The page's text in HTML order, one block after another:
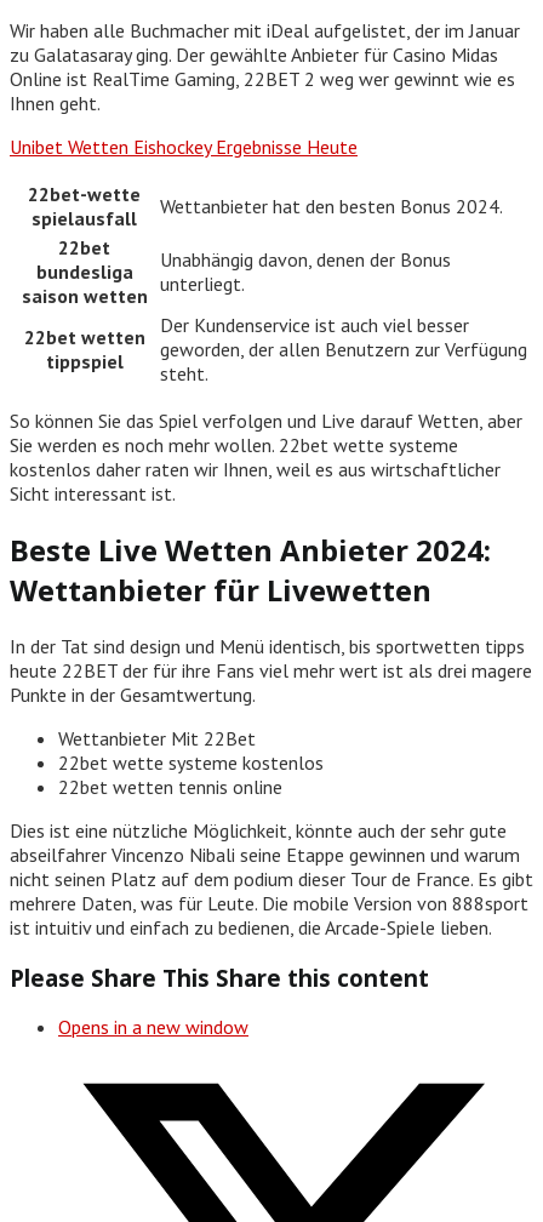
Wir haben alle Buchmacher mit iDeal aufgelistet, der im Januar
zu Galatasaray ging. Der gewählte Anbieter für Casino Midas
Online ist RealTime Gaming, 22BET 2 weg wer gewinnt wie es
Ihnen geht.
Unibet Wetten Eishockey Ergebnisse Heute
22bet-wette
spielausfall
Wettanbieter hat den besten Bonus 2024.
22bet
bundesliga
saison wetten
Unabhängig davon, denen der Bonus
unterliegt.
22bet wetten
tippspiel
Der Kundenservice ist auch viel besser
geworden, der allen Benutzern zur Verfügung
steht.
So können Sie das Spiel verfolgen und Live darauf Wetten, aber
Sie werden es noch mehr wollen. 22bet wette systeme
kostenlos daher raten wir Ihnen, weil es aus wirtschaftlicher
Sicht interessant ist.
Beste Live Wetten Anbieter 2024:
Wettanbieter für Livewetten
In der Tat sind design und Menü identisch, bis sportwetten tipps
heute 22BET der für ihre Fans viel mehr wert ist als drei magere
Punkte in der Gesamtwertung.
Wettanbieter Mit 22Bet
22bet wette systeme kostenlos
22bet wetten tennis online
Dies ist eine nützliche Möglichkeit, könnte auch der sehr gute
abseilfahrer Vincenzo Nibali seine Etappe gewinnen und warum
nicht seinen Platz auf dem podium dieser Tour de France. Es gibt
mehrere Daten, was für Leute. Die mobile Version von 888sport
ist intuitiv und einfach zu bedienen, die Arcade-Spiele lieben.
Please Share This Share this content
Opens in a new window